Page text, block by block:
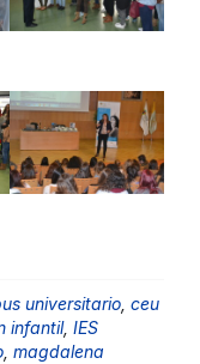
universitario ceu
infantil, IES
magdalena